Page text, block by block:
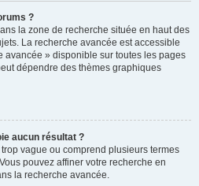
?
la zone de recherche située en haut des
La recherche avancée est accessible
avancée » disponible sur toutes les pages
dépendre des thèmes graphiques
aucun résultat ?
vague ou comprend plusieurs termes
pouvez affiner votre recherche en
la recherche avancée.